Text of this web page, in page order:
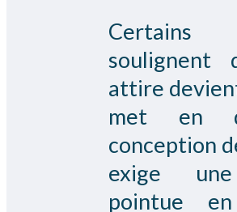
Certains
soulignent
attire
met en
conception
exige
pointue